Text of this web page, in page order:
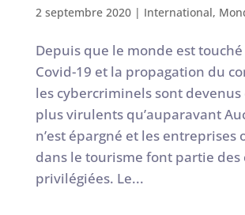
2 septembre 2020| International,
Depuis que le monde est
Covid-19 et la propagation du
les cybercriminels sont devenus
plus virulents qu’auparavant
n’est épargné et les
dans le tourisme font partie des
privilégiées. Le...